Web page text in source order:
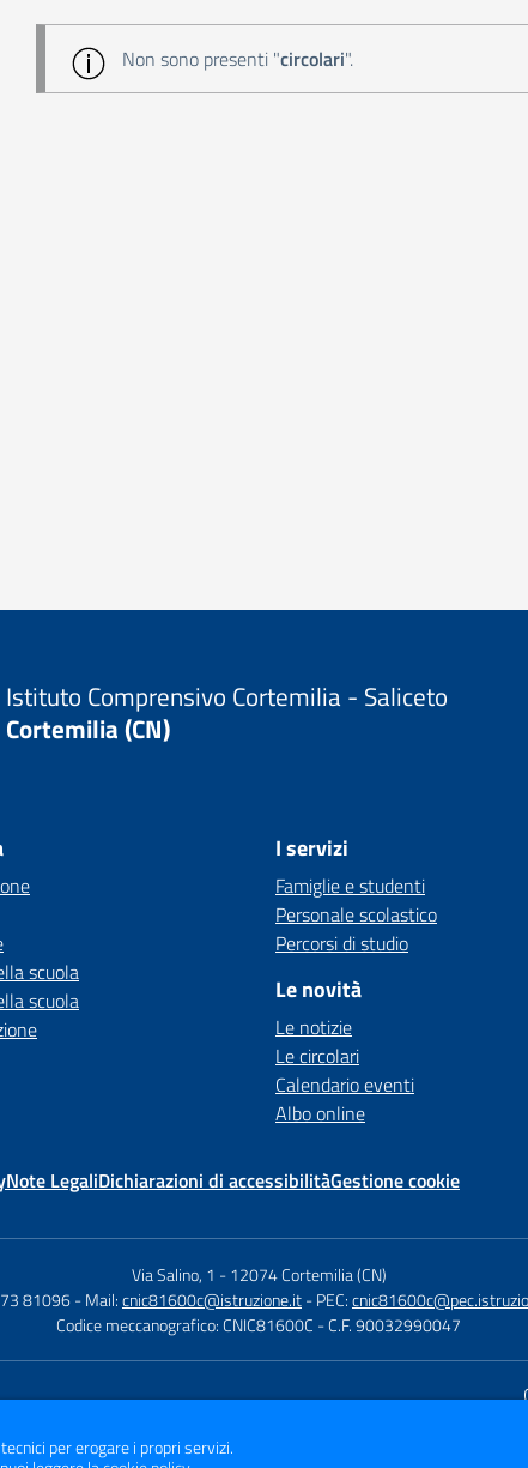
Non sono presenti "circolari".
Istituto Comprensivo Cortemilia - Saliceto
Cortemilia (CN)
scuola
scuola
I servizi
Famiglie e studenti
Personale scolastico
Percorsi di studio
Le novità
Le notizie
Le circolari
Calendario eventi
Albo online
Note LegaliDichiarazioni di accessibilitàGestione cookie
Via Salino, 1 -12074 Cortemilia (CN)
81096- Mail:cnic81600c@istruzione.it- PEC:
Codice meccanografico: CNIC81600C - C.F. 90032990047
per erogare i propri servizi.